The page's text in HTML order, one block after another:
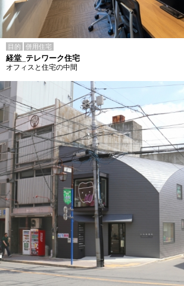
目的 併用住宅
経堂_テレワーク住宅
オフィスと住宅の中間